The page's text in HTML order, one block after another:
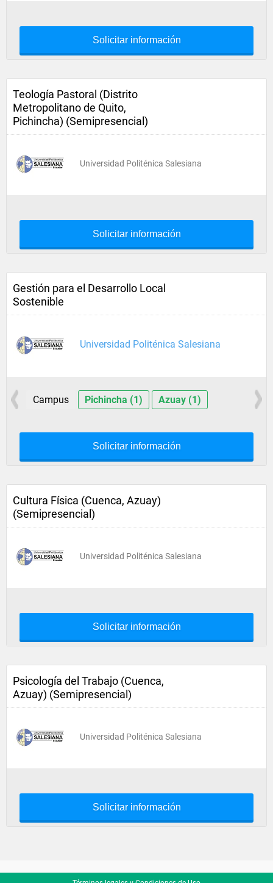
Solicitar información
Teología Pastoral (Distrito
Metropolitano de Quito,
Pichincha) (Semipresencial)
Universidad Politénica Salesiana
Solicitar información
Gestión para el Desarrollo Local
Sostenible
Universidad Politénica Salesiana
Campus Pichincha (1) Azuay (1)
Solicitar información
Cultura Física (Cuenca, Azuay)
(Semipresencial)
Universidad Politénica Salesiana
Solicitar información
Psicología del Trabajo (Cuenca,
Azuay) (Semipresencial)
Universidad Politénica Salesiana
Solicitar información